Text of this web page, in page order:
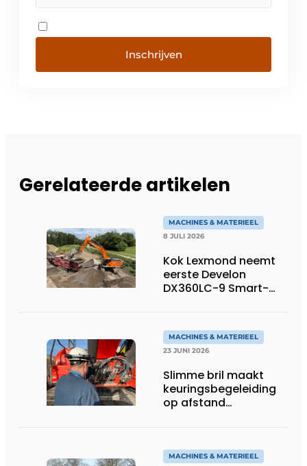
Inschrijven
Gerelateerde artikelen
MACHINES & MATERIEEL
8 JULI 2026
Kok Lexmond neemt
eerste Develon
DX360LC-9 Smart-
MACHINES & MATERIEEL
23 JUNI 2026
Slimme bril maakt
keuringsbegeleiding
op afstand
MACHINES & MATERIEEL